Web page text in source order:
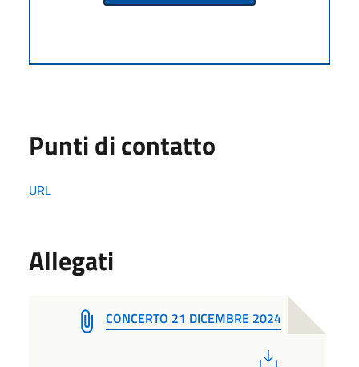
Punti di contatto
URL
Allegati
CONCERTO 21 DICEMBRE 2024